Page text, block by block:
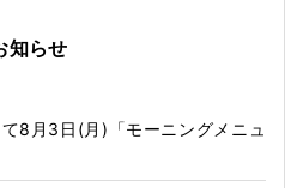
知らせ
8月3日(月)「モーニングメニュ